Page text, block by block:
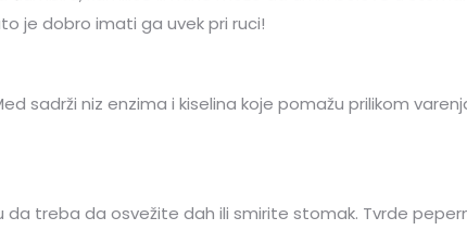
je dobro imati ga uvek pri ruci!
sadrži niz enzima i kiselina koje pomažu prilikom
treba da osvežite dah ili smirite stomak. Tvrde